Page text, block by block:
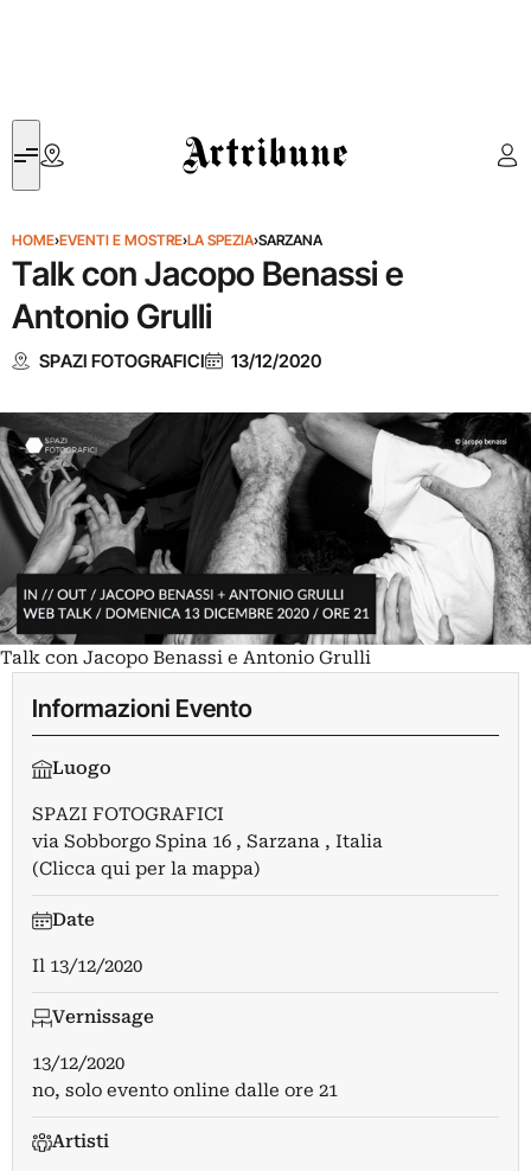
Artribune
HOME›EVENTI E MOSTRE›LA SPEZIA›SARZANA
Talk con Jacopo Benassi e
Antonio Grulli
SPAZI FOTOGRAFICI 13/12/2020
Talk con Jacopo Benassi e Antonio Grulli
Informazioni Evento
Luogo
SPAZI FOTOGRAFICI
via Sobborgo Spina 16 , Sarzana , Italia
(Clicca qui per la mappa)
Date
Il 13/12/2020
Vernissage
13/12/2020
no, solo evento online dalle ore 21
Artisti